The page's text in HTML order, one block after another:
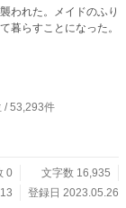
われた。メイドのふり
暮らすことになった。
/ 53,293件
0
文字数 16,935
登録日 2023.05.26